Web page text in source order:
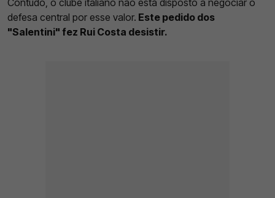
Contudo, o clube italiano não está disposto a negociar o
defesa central por esse valor. Este pedido dos
"Salentini" fez Rui Costa desistir.